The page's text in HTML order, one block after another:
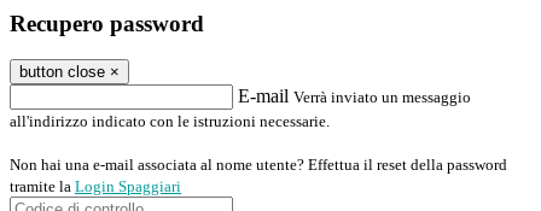
Recupero password
button close ×
E-mail Verrà inviato un messaggio
all'indirizzo indicato con le istruzioni necessarie.
Non hai una e-mail associata al nome utente? Effettua il reset della password
tramite la Login Spaggiari